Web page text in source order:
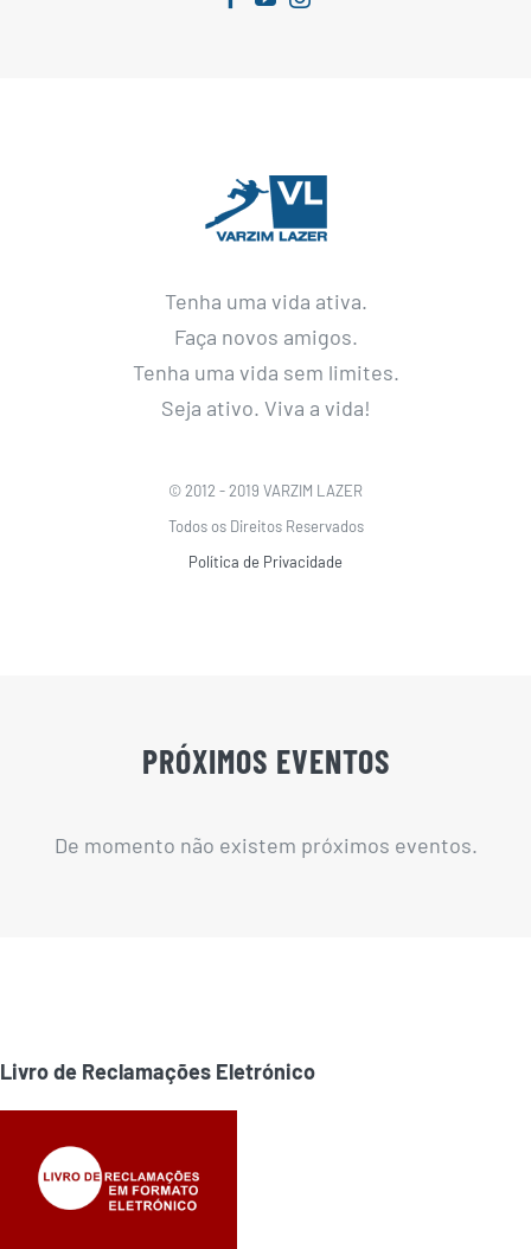
Tenha uma vida ativa.
Faça novos amigos.
Tenha uma vida sem limites.
Seja ativo. Viva a vida!
© 2012 - 2019 VARZIM LAZER
Todos os Direitos Reservados
Política de Privacidade
PRÓXIMOS EVENTOS
De momento não existem próximos eventos.
Livro de Reclamações Eletrónico